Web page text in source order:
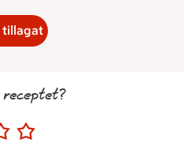
tillagat